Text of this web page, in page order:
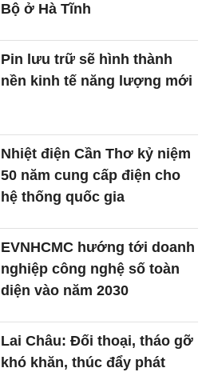
Bộ ở Hà Tĩnh
Pin lưu trữ sẽ hình thành
nền kinh tế năng lượng mới
Nhiệt điện Cần Thơ kỷ niệm
50 năm cung cấp điện cho
hệ thống quốc gia
EVNHCMC hướng tới doanh
nghiệp công nghệ số toàn
diện vào năm 2030
Lai Châu: Đối thoại, tháo gỡ
khó khăn, thúc đẩy phát